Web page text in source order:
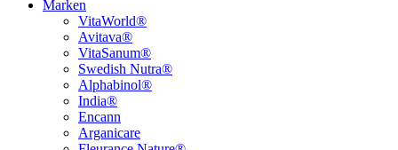
Marken
VitaWorld®
Avitava®
VitaSanum®
Swedish Nutra®
Alphabinol®
India®
Encann
Arganicare